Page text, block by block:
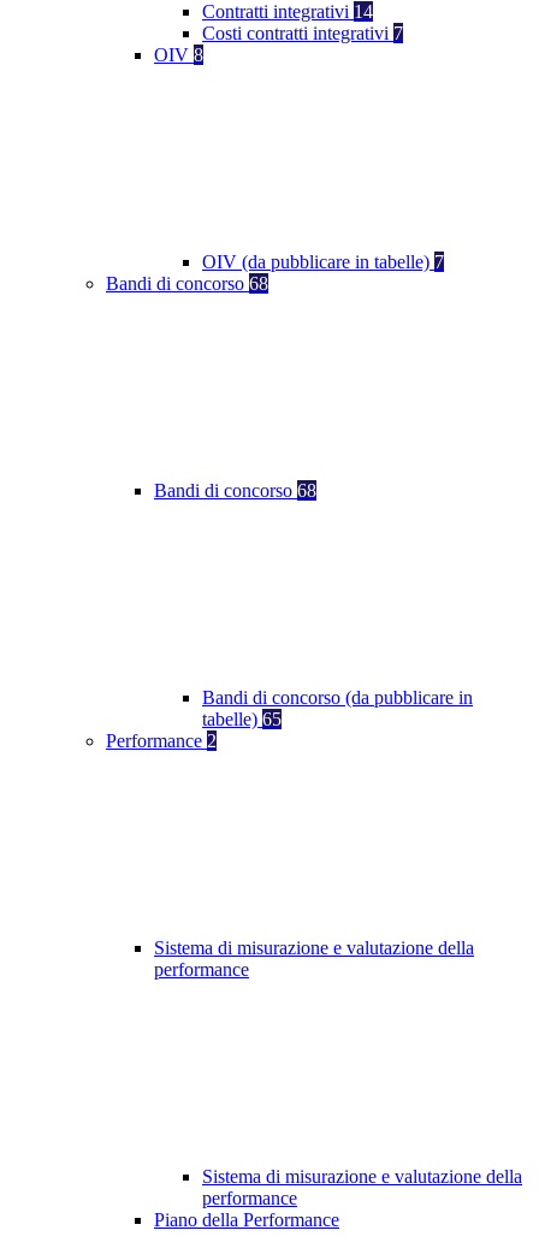
Contratti integrativi 14
Costi contratti integrativi 7
OIV 8
OIV (da pubblicare in tabelle) 7
Bandi di concorso 68
Bandi di concorso 68
Bandi di concorso (da pubblicare in
tabelle) 65
Performance 2
Sistema di misurazione e valutazione della
performance
Sistema di misurazione e valutazione della
performance
Piano della Performance